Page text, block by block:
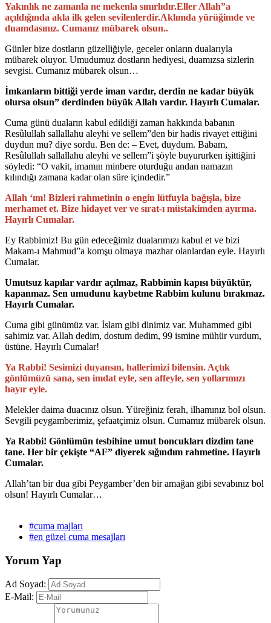
Yakınlık ne zamanla ne mekenla sınırlıdır.Eller Allah”a
açıldığında akla ilk gelen sevilenlerdir.Aklımda yürüğimde ve
duamdasınız. Cumanız mübarek olsun..
Günler bize dostların güzelliğiyle, geceler onların dualarıyla
mübarek oluyor. Umudumuz dostların hediyesi, duamızsa sizlerin
sevgisi. Cumanız mübarek olsun…
İmkanların bittiği yerde iman vardır, derdin ne kadar büyük
olursa olsun” derdinden büyük Allah vardır. Hayırlı Cumalar.
Cuma günü duaların kabul edildiği zaman hakkında babanın
Resûlullah sallallahu aleyhi ve sellem”den bir hadis rivayet ettiğini
duydun mu? diye sordu. Ben de: – Evet, duydum. Babam,
Resûlullah sallallahu aleyhi ve sellem”i şöyle buyururken işittiğini
söyledi: “O vakit, imamın minbere oturduğu andan namazın
kılındığı zamana kadar olan süre içindedir.”
Allah ‘ım! Bizleri rahmetinin o engin lütfuyla bağışla, bize
merhamet et. Bize hidayet ver ve sırat-ı müstakimden ayırma.
Hayırlı Cumalar.
Ey Rabbimiz! Bu gün edeceğimiz dualarımızı kabul et ve bizi
Makam-ı Mahmud”a komşu olmaya mazhar olanlardan eyle. Hayırlı
Cumalar.
Umutsuz kapılar vardır açılmaz, Rabbimin kapısı büyüktür,
kapanmaz. Sen umudunu kaybetme Rabbim kulunu bırakmaz.
Hayırlı Cumalar.
Cuma gibi günümüz var. İslam gibi dinimiz var. Muhammed gibi
sahimiz var. Allah dedim, dostum dedim, 99 ismine mühür vurdum,
üstüne. Hayırlı Cumalar!
Ya Rabbi! Sesimizi duyansın, hallerimizi bilensin. Açtık
gönlümüzü sana, sen imdat eyle, sen affeyle, sen yollarımızı
hayır eyle.
Melekler daima duacınız olsun. Yüreğiniz ferah, ilhamınız bol olsun.
Sevgili peygamberimiz, şefaatçimiz olsun. Cumamız mübarek olsun.
Ya Rabbi! Gönlümün tesbihine umut boncukları dizdim tane
tane. Her bir çekişte “AF” diyerek sığındım rahmetine. Hayırlı
Cumalar.
Allah’tan bir dua gibi Peygamber’den bir amağan gibi sevabınız bol
olsun! Hayırlı Cumalar…
#cuma majları
#en güzel cuma mesajları
Yorum Yap
Ad Soyad:
E-Mail: